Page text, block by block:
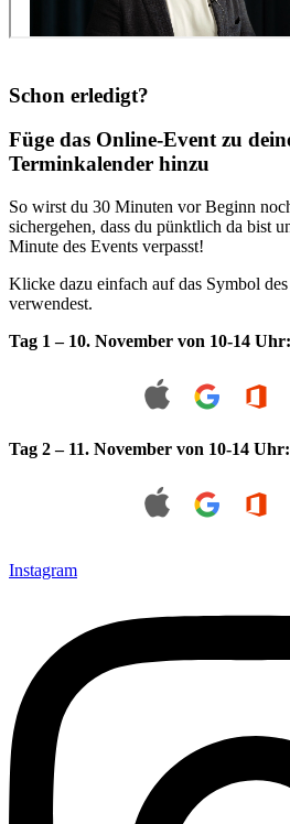
Schon erledigt?
Füge das Online-Event zu
Terminkalender hinzu
So wirst du 30 Minuten vor Beginn
sichergehen, dass du pünktlich da bist
Minute des Events verpasst!
Klicke dazu einfach auf das Symbol
verwendest.
Tag 1 – 10. November von 10-14 Uhr:
Tag 2 – 11. November von 10-14 Uhr:
Instagram